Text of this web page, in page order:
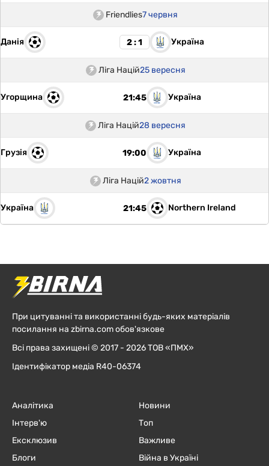
Friendlies7 червня
Данія 2 : 1 Україна
Ліга Націй25 вересня
Угорщина 21:45 Україна
Ліга Націй28 вересня
Грузія 19:00 Україна
Ліга Націй2 жовтня
Україна 21:45 Northern Ireland
При цитуванні та використанні будь-яких матеріалів
посилання на zbirna.com обов'язкове
Всі права захищені © 2017 - 2026 ТОВ «ПМХ»
Ідентифікатор медіа R40-06374
Аналітика
Інтерв'ю
Ексклюзив
Блоги
Новини
Топ
Важливе
Війна в Україні